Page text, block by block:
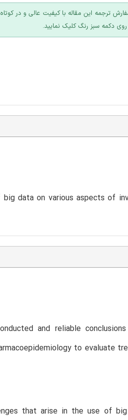
ترجمه این مقاله با کیفیت عالی و در
دکمه سبز رنگ کلیک نمایید.
data on various aspects of
and reliable
to evaluate
that arise in the use of